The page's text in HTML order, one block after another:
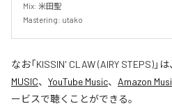
Mix: 米田聖
Mastering: utako
なお「KISSIN' CLAW (AIRY STEPS)」は
MUSIC、 YouTube Music、 Amazon
ービスで聴くことができる。